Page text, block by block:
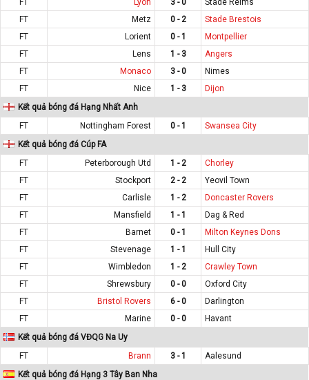
FT
Metz 0 - 2
Stade Brestois
FT
Lorient 0 - 1
Montpellier
FT
Lens 1 - 3
Angers
FT
Monaco 3 - 0
Nimes
FT
Nice 1 - 3
Dijon
Kết quả bóng đá Hạng Nhất Anh
FT
Nottingham Forest 0 - 1
Swansea City
Kết quả bóng đá Cúp FA
FT
Peterborough Utd 1 - 2
Chorley
FT
Stockport 2 - 2
Yeovil Town
FT
Carlisle 1 - 2
Doncaster Rovers
FT
Mansfield 1 - 1
Dag & Red
FT
Barnet 0 - 1
Milton Keynes Dons
FT
Stevenage 1 - 1
Hull City
FT
Wimbledon 1 - 2
Crawley Town
FT
Shrewsbury 0 - 0
Oxford City
FT
Bristol Rovers 6 - 0
Darlington
FT
Marine 0 - 0
Havant
Kết quả bóng đá VĐQG Na Uy
FT
Brann 3 - 1
Aalesund
Kết quả bóng đá Hạng 3 Tây Ban Nha